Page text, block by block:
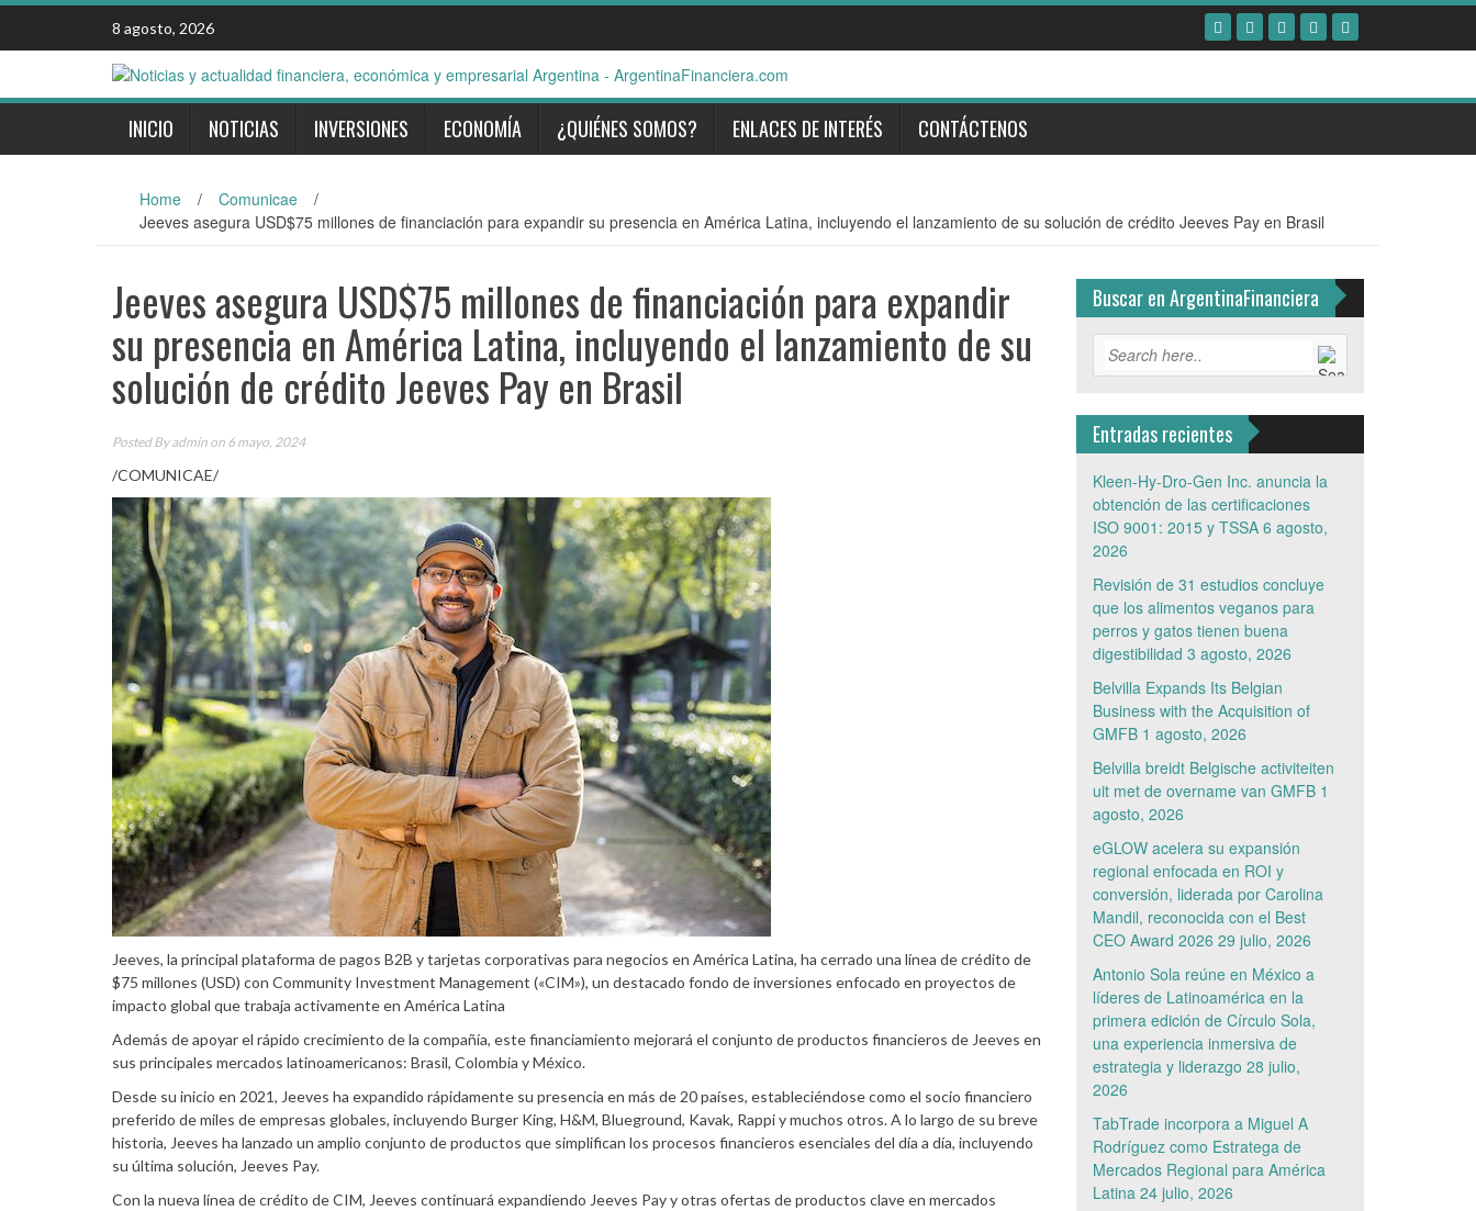
Skip
content
8 agosto, 2026
INICIO NOTICIAS INVERSIONES ECONOMÍA ¿QUIÉNES SOMOS? ENLACES DE INTERÉS CONTÁCTENOS
Home / Comunicae
/
Jeeves asegura USD$75 millones de financiación para expandir su presencia en América Latina, incluyendo el lanzamiento de su solución de crédito Jeeves Pay en Brasil
Jeeves asegura USD$75 millones de financiación para expandir
su presencia en América Latina, incluyendo el lanzamiento de su
solución de crédito Jeeves Pay en Brasil
Posted Byadmin on 6 mayo, 2024
/COMUNICAE/
Jeeves, la principal plataforma de pagos B2B y tarjetas corporativas para negocios en América Latina, ha cerrado una línea de crédito de
$75 millones (USD) con Community Investment Management («CIM»), un destacado fondo de inversiones enfocado en proyectos de
impacto global que trabaja activamente en América Latina
Además de apoyar el rápido crecimiento de la compañía, este financiamiento mejorará el conjunto de productos financieros de Jeeves en
sus principales mercados latinoamericanos: Brasil, Colombia y México.
Desde su inicio en 2021, Jeeves ha expandido rápidamente su presencia en más de 20 países, estableciéndose como el socio financiero
preferido de miles de empresas globales, incluyendo Burger King, H&M, Blueground, Kavak, Rappi y muchos otros. A lo largo de su breve
historia, Jeeves ha lanzado un amplio conjunto de productos que simplifican los procesos financieros esenciales del día a día, incluyendo
su última solución, Jeeves Pay.
Con la nueva línea de crédito de CIM, Jeeves continuará expandiendo Jeeves Pay y otras ofertas de productos clave en mercados
Buscar en ArgentinaFinanciera
Entradas recientes
Kleen-Hy-Dro-Gen Inc. anuncia la
obtención de las certificaciones
ISO 9001: 2015 y TSSA 6 agosto,
2026
Revisión de 31 estudios concluye
que los alimentos veganos para
perros y gatos tienen buena
digestibilidad 3 agosto, 2026
Belvilla Expands Its Belgian
Business with the Acquisition of
GMFB 1 agosto, 2026
Belvilla breidt Belgische activiteiten
uit met de overname van GMFB 1
agosto, 2026
eGLOW acelera su expansión
regional enfocada en ROI y
conversión, liderada por Carolina
Mandil, reconocida con el Best
CEO Award 2026 29 julio, 2026
Antonio Sola reúne en México a
líderes de Latinoamérica en la
primera edición de Círculo Sola,
una experiencia inmersiva de
estrategia y liderazgo 28 julio,
2026
TabTrade incorpora a Miguel A
Rodríguez como Estratega de
Mercados Regional para América
Latina 24 julio, 2026